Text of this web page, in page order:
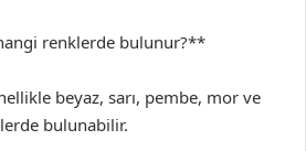
renklerde bulunur?**
beyaz, sarı, pembe, mor ve
bulunabilir.